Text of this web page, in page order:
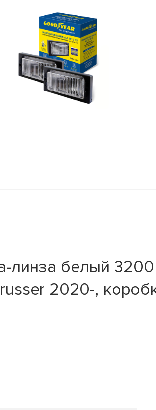
белый
2020-,